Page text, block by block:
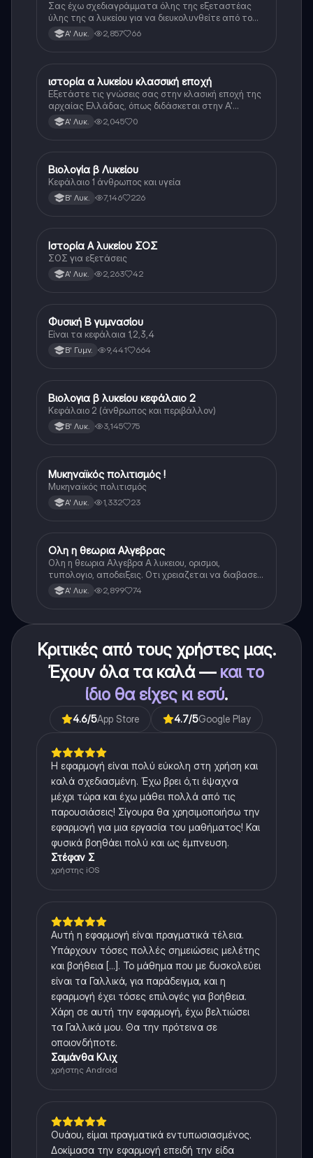
Σας έχω σχεδιαγράμματα όλης της εξεταστέας
ύλης της α λυκείου για να διευκολυνθείτε από το
τεράστιο βάρος του βιβλίου
Α' Λυκ. 2,857 66
Ιστορία
ιστορία α λυκείου κλασσική εποχή
Εξετάστε τις γνώσεις σας στην κλασική εποχή της
αρχαίας Ελλάδας, όπως διδάσκεται στην Α'
Λυκείου.Α' Λυκ. 2,045 0
Βιολογία
Βιολογία β Λυκείου
Κεφάλαιο 1 άνθρωπος και υγεία
Β' Λυκ. 7,146 226
Ιστορία
Ιστορία Α λυκείου ΣΟΣ
ΣΟΣ για εξετάσεις
Α' Λυκ. 2,263 42
Φυσική
Φυσική Β γυμνασίου
Είναι τα κεφάλαια 1,2,3,4
Β' Γυμν. 9,441 664
Βιολογία
Βιολογια β λυκείου κεφάλαιο 2
Κεφάλαιο 2 (άνθρωπος και περιβάλλον)
Β' Λυκ. 3,145 75
Ιστορία
Μυκηναϊκός πολιτισμός !
Μυκηναϊκός πολιτισμός
Α' Λυκ. 1,332 23
Μαθηματικά
Ολη η θεωρια Αλγεβρας
Ολη η θεωρια Αλγεβρα Α λυκειου, ορισμοι,
τυπολογιο, αποδειξεις. Οτι χρειαζεται να διαβασεις
για το θεωρητικο κομματι της αλγεβρας.
Α' Λυκ. 2,899 74
Κριτικές από τους χρήστες μας.
Έχουν όλα τα καλά — και το
ίδιο θα είχες κι εσύ.
4.6/5App Store 4.7/5Google Play
Η εφαρμογή είναι πολύ εύκολη στη χρήση και
καλά σχεδιασμένη. Έχω βρει ό,τι έψαχνα
μέχρι τώρα και έχω μάθει πολλά από τις
παρουσιάσεις! Σίγουρα θα χρησιμοποιήσω την
εφαρμογή για μια εργασία του μαθήματος! Και
φυσικά βοηθάει πολύ και ως έμπνευση.
Στέφαν Σ
χρήστης iOS
Αυτή η εφαρμογή είναι πραγματικά τέλεια.
Υπάρχουν τόσες πολλές σημειώσεις μελέτης
και βοήθεια [...]. Το μάθημα που με δυσκολεύει
είναι τα Γαλλικά, για παράδειγμα, και η
εφαρμογή έχει τόσες επιλογές για βοήθεια.
Χάρη σε αυτή την εφαρμογή, έχω βελτιώσει
τα Γαλλικά μου. Θα την πρότεινα σε
οποιονδήποτε.
Σαμάνθα Κλιχ
χρήστης Android
Ουάου, είμαι πραγματικά εντυπωσιασμένος.
Δοκίμασα την εφαρμογή επειδή την είδα